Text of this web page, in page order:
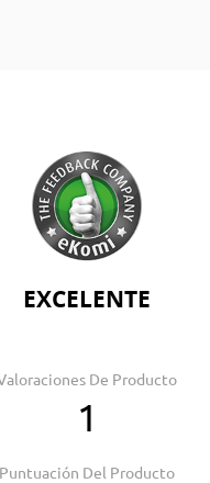
EXCELENTE
De Producto
1
Puntuación Del Producto